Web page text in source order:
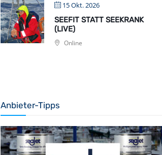
15 Okt. 2026
SEEFIT STATT SEEKRANK
(LIVE)
Online
Anbieter-Tipps